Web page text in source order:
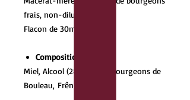
frais, non-dilué
Flacon de 30ml
Composition
Miel, Alcool (28 %), Eau, Bourgeons de
Bouleau, Frêne, Pin